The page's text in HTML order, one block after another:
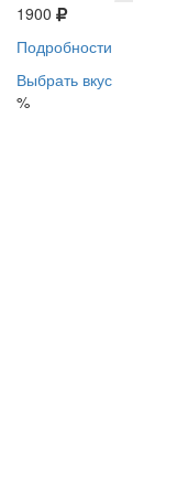
1900
Подробности
Выбрать вкус
%